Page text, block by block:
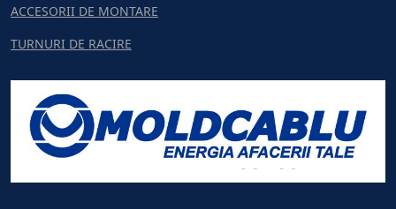
ACCESORII DE MONTARE
TURNURI DE RACIRE